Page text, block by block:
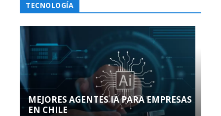
TECNOLOGÍA
MEJORES AGENTES IA PARA EMPRESAS
EN CHILE